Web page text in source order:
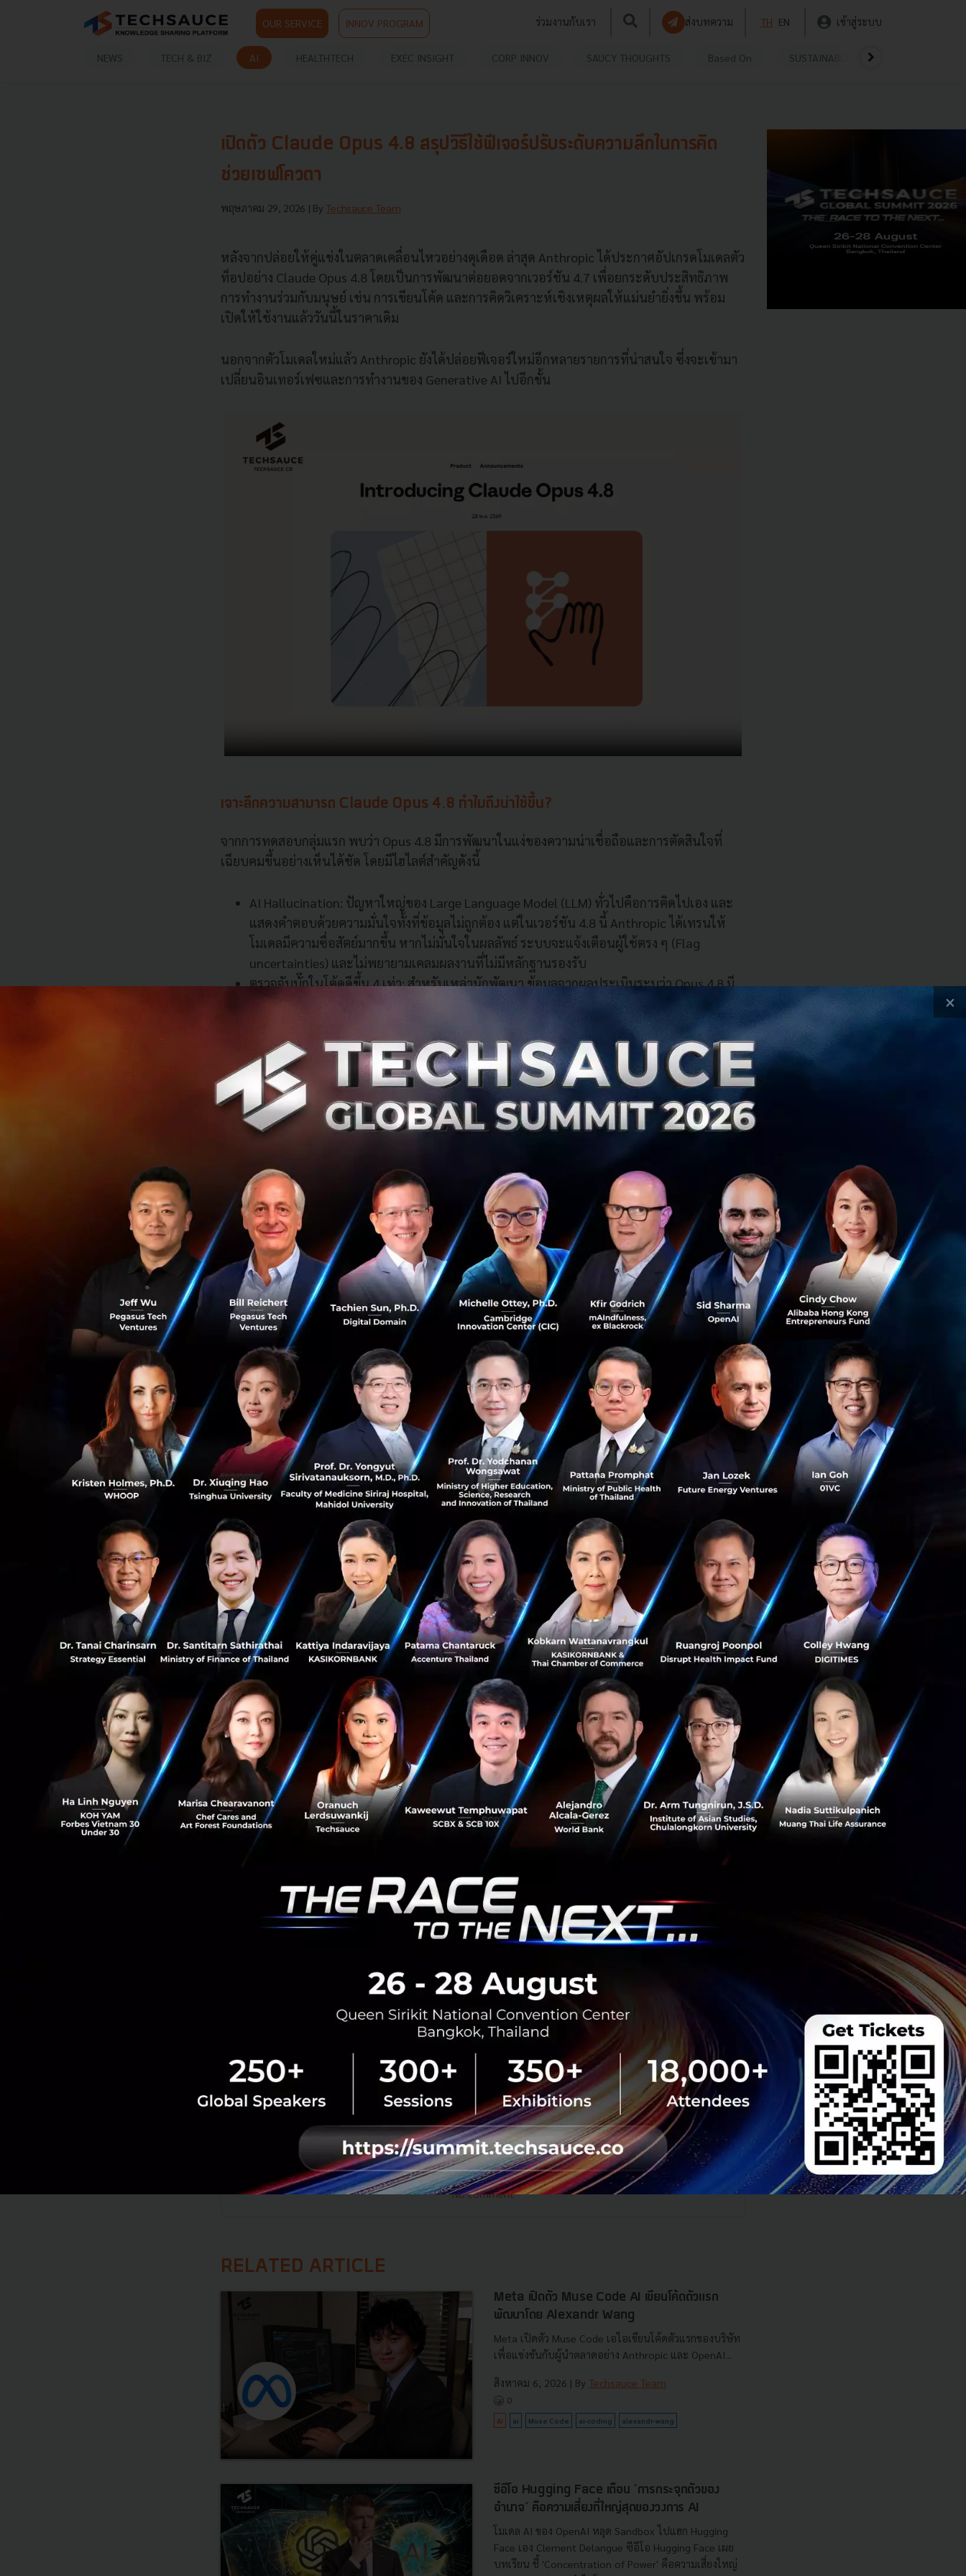
OUR SERVICE INNOV PROGRAM ร่วมงานกับเรา ส่งบทความ TH EN เข้าสู่ระบบ
NEWS TECH & BIZ AI HEALTHTECH EXEC INSIGHT CORP INNOV SAUCY THOUGHTS Based On SUSTAINABLE
0
0
เปิดตัว Claude Opus 4.8 สรุปวิธีใช้ฟีเจอร์ปรับระดับความลึกในการคิด
ช่วยเซฟโควตา
พฤษภาคม 29, 2026 | By Techsauce Team
หลังจากปล่อยให้คู่แข่งในตลาดเคลื่อนไหวอย่างดุเดือด ล่าสุด Anthropic ได้ประกาศอัปเกรดโมเดลตัว
ท็อปอย่าง Claude Opus 4.8 โดยเป็นการพัฒนาต่อยอดจากเวอร์ชัน 4.7 เพื่อยกระดับประสิทธิภาพ
การทำงานร่วมกับมนุษย์ เช่น การเขียนโค้ด และการคิดวิเคราะห์เชิงเหตุผลให้แม่นยำยิ่งขึ้น พร้อม
เปิดให้ใช้งานแล้ววันนี้ในราคาเดิม
นอกจากตัวโมเดลใหม่แล้ว Anthropic ยังได้ปล่อยฟีเจอร์ใหม่อีกหลายรายการที่น่าสนใจ ซึ่งจะเข้ามา
เปลี่ยนอินเทอร์เฟซและการทำงานของ Generative AI ไปอีกขั้น
เจาะลึกความสามารถ Claude Opus 4.8 ทำไมถึงน่าใช้ขึ้น?
จากการทดสอบกลุ่มแรก พบว่า Opus 4.8 มีการพัฒนาในแง่ของความน่าเชื่อถือและการตัดสินใจที่
เฉียบคมขึ้นอย่างเห็นได้ชัด โดยมีไฮไลต์สำคัญดังนี้
AI Hallucination: ปัญหาใหญ่ของ Large Language Model (LLM) ทั่วไปคือการคิดไปเอง และ
แสดงคำตอบด้วยความมั่นใจทั้งที่ข้อมูลไม่ถูกต้อง แต่ในเวอร์ชัน 4.8 นี้ Anthropic ได้เทรนให้
โมเดลมีความซื่อสัตย์มากขึ้น หากไม่มั่นใจในผลลัพธ์ ระบบจะแจ้งเตือนผู้ใช้ตรง ๆ (Flag
uncertainties) และไม่พยายามเคลมผลงานที่ไม่มีหลักฐานรองรับ
ตรวจจับบั๊กในโค้ดดีขึ้น 4 เท่า: สำหรับเหล่านักพัฒนา ข้อมูลจากผลประเมินระบุว่า Opus 4.8 มี
โอกาสปล่อยผ่านข้อผิดพลาดหรือบั๊กในโค้ดที่ตัวเองเขียนน้อยลงกว่าเวอร์ชันก่อนหน้าถึง 4 เท่า
พฤติกรรมปลอดภัยไว้ใจได้มากขึ้น: ทีม Alignment ของ Anthropic เผยว่า โมเดลนี้ทำคะแนนได้
สูงสุดในแง่ของ Prosocial Traits หรือพฤติกรรมที่คำนึงถึงประโยชน์สูงสุดและเคารพการตัดสิน
ใจของผู้ใช้ และมีอัตราการหลอกลวงต่ำลงอย่างมากจนเทียบเท่ากับโมเดลสายดาร์กอย่าง
Claude Mythos Preview
ไม่เพียงแค่ความฉลาดที่เพิ่มขึ้น แต่ Anthropic ยังส่งฟีเจอร์ที่จะช่วยให้การทำงานในชีวิตประจำวัน
และภาคธุรกิจมีความยืดหยุ่นขึ้น
1. Effort Control (ปุ่มปรับความพยายามของ AI)
ผู้ใช้งานบน Claude.ai และ Cowork ทุกแพลน สามารถเลือกปรับระดับความพยายามในการคิดของ
Claude ได้แล้วผ่านแถบควบคุมข้างกล่องเลือกโมเดล
High Effort (ค่าเริ่มต้น): เหมาะสำหรับงานยากๆ โค้ดซับซ้อน AI จะใช้เวลาคิดทบทวนซ้ำๆ
อย่างลึกซึ้งเพื่อให้ได้คำตอบที่ดีที่สุด
Lower Effort: เหมาะสำหรับงานง่ายๆ ที่ต้องการความรวดเร็ว ซึ่งโหมดนี้จะช่วยประหยัดเวลา
และโควตาจำกัดคำ (Rate limits) ของผู้ใช้ให้หมดช้าลง
2. Dynamic Workflows (ระบบแบ่งงานอัตโนมัติบน Claude Code)
ฟีเจอร์ใหม่ในสถานะ Research Preview สำหรับกลุ่มลูกค้า Enterprise, Team และ Max โดยเปิดทาง
ให้ Claude สามารถรับโปรเจกต์ขนาดใหญ่มากได้ ตัวระบบจะทำหน้าที่วางแผนงาน และสั่งการ AI ลูก
น้องหลายร้อยตัวให้แยกย้ายกันไปรุมทำงานพร้อมกันในเซสชันเดียว จากนั้นจะทำการตรวจสอบความ
ถูกต้อง ก่อนส่งงานกลับมาให้มนุษย์ ทำให้ปัจจุบันสามารถอัปเกรดหรือย้ายฐานโค้ด (Migrations)
ระดับแสนบรรทัดได้แบบม้วนเดียวจบ
3. ยืดหยุ่นขึ้นสำหรับเดฟผ่าน Messages API
นักพัฒนาสามารถป้อนคำสั่งระบบเข้าไปใน Message Array ได้ระหว่างที่งานกำลังดำเนินอยู่ ทำให้
สามารถอัปเดตสิทธิ์การเข้าถึง, งบประมาณ Token หรือบริบทแวดล้อมของ AI ได้ทันทีโดยไม่ต้องไป
ขัดจังหวะ Turn ของผู้ใช้ และไม่ทำให้ Cache ของพรอมต์เสียหาย
ราคาและความพร้อมใช้งาน
Claude Opus 4.8 เปิดให้ใช้งานผ่าน Claude API ภายใต้ชื่อโมเดล claude-opus-4-8 และบนหน้าเว็บ
ตั้งแต่วันนี้เป็นต้นไป โดยโครงสร้างราคายังคงเท่าเดิม
Fast mode: ปรับราคาถูกลงกว่าโมเดลรุ่นก่อนๆ ถึง 3 เท่า โดยค่า Input อยู่ที่ $10 ต่อ 1 ล้านโท
เค็น / ค่า Output อยู่ที่ $50 ต่อ 1 ล้านโทเค็น (ทำงานเร็วกว่าเดิม 2.5 เท่า)
การอัปเกรด Claude Opus 4.8 ในครั้งนี้แสดงให้เห็นว่า เทรนด์การแข่งขันของบิ๊กเทคในฝั่ง
การจัดกาพฤติกรรม และการควบคุมทรัพยากรประมวลผล
การเพิ่มฟีเจอร์อย่าง Effort Control ถือเป็น Move ที่ฉลาดของ Anthropic เพราะมันเข้ามาแก้ Pain
Point ของผู้ใช้ในโลกธุรกิจที่บางครั้งต้องการคำตอบด่วน ๆ สำหรับงานง่าย ๆ แต่ไม่อยากเสียโควตา
การใช้งาน หรือในทางกลับกัน คือยอมจ่ายแพงและรอได้เพื่อให้ได้งานเขียนโค้ดที่ดีขึ้น
อ้างอิง:anthropic,bloomberg
anthropic
No comment
RELATED ARTICLE
Meta เปิดตัว Muse Code AI เขียนโค้ดตัวแรก
พัฒนาโดย Alexandr Wang
Meta เปิดตัว Muse Code เอไอเขียนโค้ดตัวแรกของบริษัท
เพื่อแข่งขันกับผู้นำตลาดอย่าง Anthropic และ OpenAI...
สิงหาคม 6, 2026 | By Techsauce Team
0
AI ai Muse Code ai-coding alexandr-wang
ซีอีโอ Hugging Face เตือน ‘การกระจุกตัวของ
อำนาจ’ คือความเสี่ยงที่ใหญ่สุดของวงการ AI
โมเดล AI ของ OpenAI หลุด Sandbox ไปแฮก Hugging
Face เอง Clement Delangue ซีอีโอ Hugging Face เผย
บทเรียน ชี้ 'Concentration of Power' คือความเสี่ยงใหญ่
×